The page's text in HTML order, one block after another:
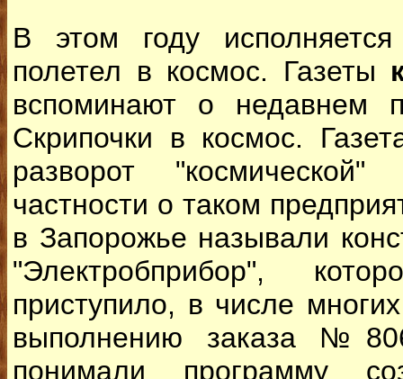
В этом году
полетел в космос. Газеты
вспоминают о недавнем
Скрипочки в космос.
разворот
частности о таком
в Запорожье называли
"Электробприбор",
приступило, в числе
выполнению заказа
понимали программу